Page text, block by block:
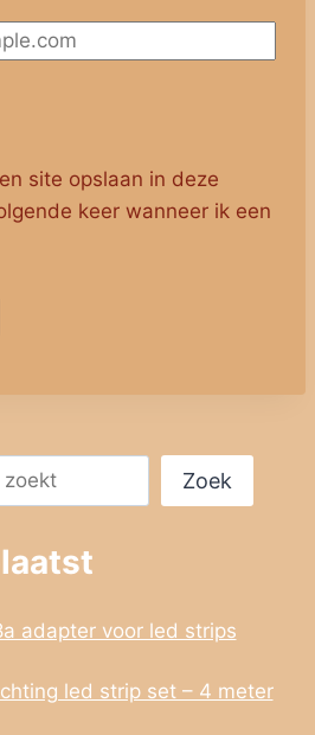
site opslaan in deze
keer wanneer ik een
Zoek
adapter voor led strips
led strip set – 4 meter